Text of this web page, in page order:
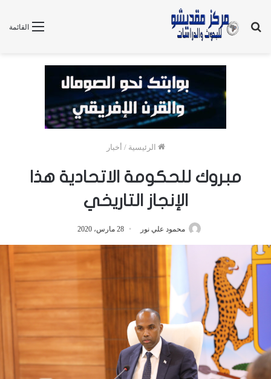
القائمة
بحث
الرئيسية / أخبار
مبروك للحكومة الاتحادية هذا
الإنجاز التاريخي
محمود علي نور 28 مارس، 2020